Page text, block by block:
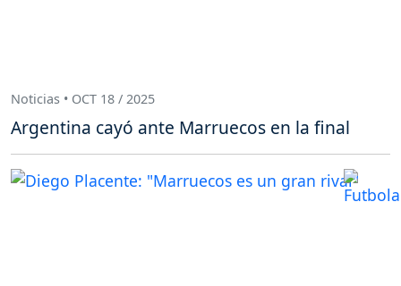
Noticias • OCT 18 / 2025
Argentina cayó ante Marruecos en la final